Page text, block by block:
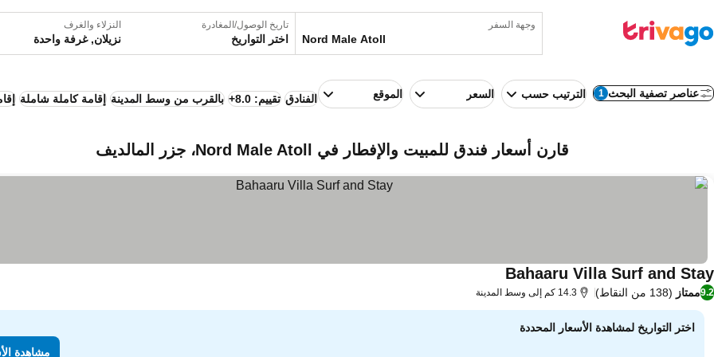
وجهة السفر تاريخ الوصول/المغادرة
اختر التواريخ
النزلاء والغرف
نزيلان, غرفة واحدة
عناصر تصفية البحث 1 الترتيب حسب السعر الموقع الفنادق تقييم: 8.0+ بالقرب من وسط المدينة إقامة كاملة شاملة
قارن أسعار فندق للمبيت والإفطار في Nord Male Atoll، جزر المالديف
Bahaaru Villa Surf and Stay
9.2ممتاز (138 من النقاط) 14.3 كم إلى وسط المدينة
اختر التواريخ لمشاهدة الأسعار المحددة
مشاهدة